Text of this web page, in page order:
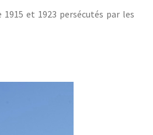
et 1923 persécutés par les